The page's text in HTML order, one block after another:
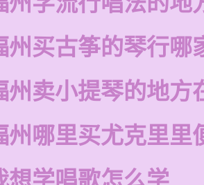
州买古筝的琴行哪
州卖小提琴的地方
州哪里买尤克里里
想学唱歌怎么学